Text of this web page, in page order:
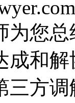
为您
成和
三方